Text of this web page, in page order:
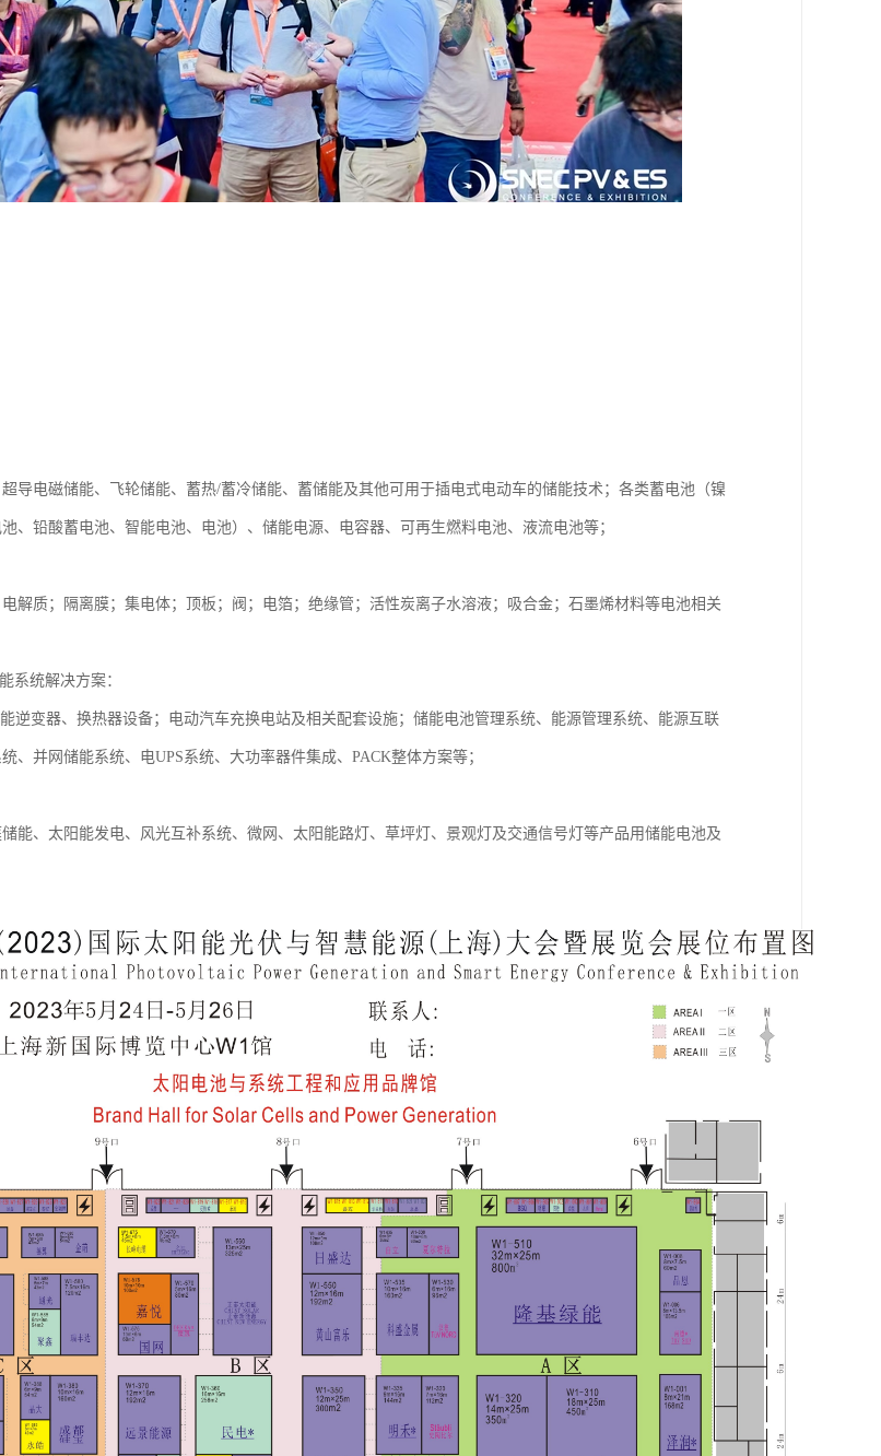
导电磁储能、飞轮储能、蓄热/蓄冷储能、蓄储能及其他可用于插电式电动车的储能技术；各类蓄电池（镍
、铅酸蓄电池、智能电池、电池）、储能电源、电容器、可再生燃料电池、液流电池等；
解质；隔离膜；集电体；顶板；阀；电箔；绝缘管；活性炭离子水溶液；吸合金；石墨烯材料等电池相关
系统解决方案：
逆变器、换热器设备；电动汽车充换电站及相关配套设施；储能电池管理系统、能源管理系统、能源互联
、并网储能系统、电UPS系统、大功率器件集成、PACK整体方案等；
能、太阳能发电、风光互补系统、微网、太阳能路灯、草坪灯、景观灯及交通信号灯等产品用储能电池及